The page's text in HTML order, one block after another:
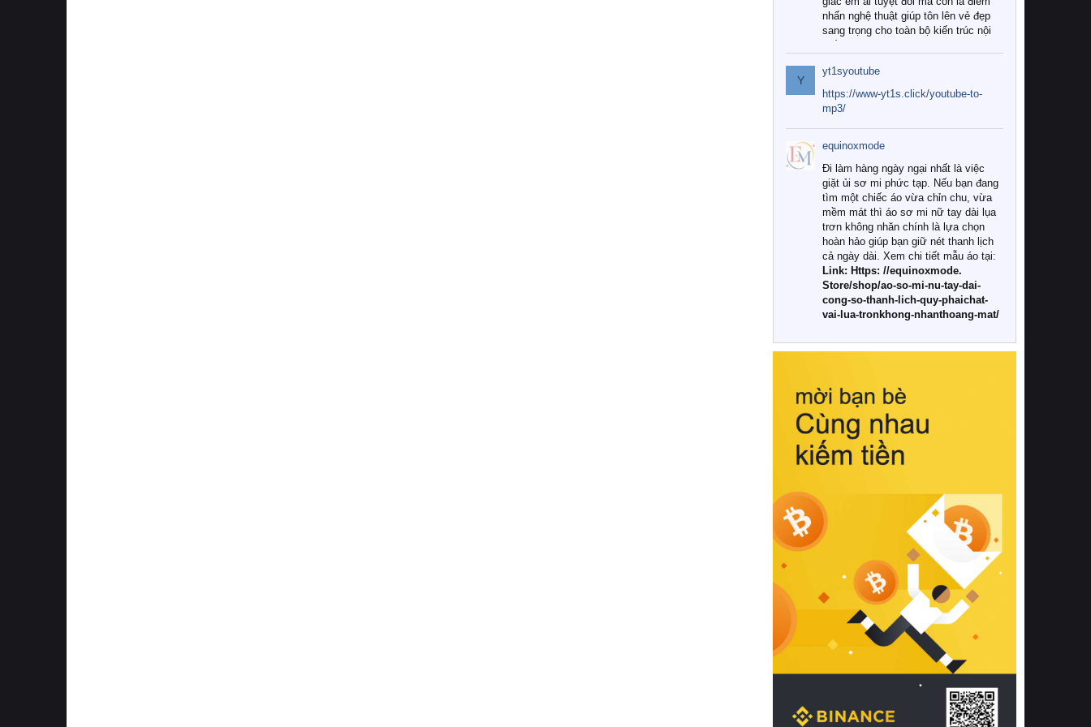
nhấn nghệ thuật giúp tôn lên vẻ đẹp
sang trọng cho toàn bộ kiến trúc nội
Tuy nhiên, giữa thị trường đa dạng
với vô vàn thương hiệu và mẫu mã
như hiện nay, làm thế nào để chọn
được những bộ chăn ga gối đệm cao
cấp thực sự chất lượng, phù hợp với
khí hậu và nhu cầu sử dụng của gia
đình? Hãy cùng chúng tôi đi tìm lời
giải đáp chi tiết qua bài viết dưới đây.
1. Tại sao các gia đình hiện đại lại ưa
chuộng chăn ga gối đệm cao cấp?
Khác với các dòng sản phẩm thông
thường, những bộ chăn ga gối đệm
cao cấp trải qua quy trình sản xuất
nghiêm ngặt từ khâu chọn lọc nguyên
liệu tự nhiên đến công nghệ dệt
nhuộm hiện đại không chứa hóa chất
này, bạn sẽ cảm nhận rõ rệt sự khác
hồi chuẩn xác của phần đệm nâng đỡ
cột sống.
Bên cạnh đó, việc lựa chọn các dòng
sản phẩm đạt chuẩn chất lượng quốc
tế còn giúp ngăn ngừa tình trạng kích
khuẩn và nấm mốc trong điều kiện
thời tiết nóng ẩm. Bạn có thể tìm hiểu
thêm các nghiên cứu khoa học về tác
động của giấc ngủ và môi trường
phòng ngủ đối với sức khỏe con
người tại Sleep Foundation (External
Link) để có cái nhìn toàn diện hơn.
2. Các tiêu chí vàng khi lựa chọn
chăn ga gối đệm cao cấp cho phòng
ngủ
Để sở hữu một bộ chăn ga gối đệm
cao cấp hoàn hảo cả về thẩm mỹ lẫn
công năng, người tiêu dùng cần cân
nhắc kỹ lưỡng các tiêu chí quan trọng
Y
yt1syoutube
https://www-yt1s.click/youtube-to-
mp3/
equinoxmode
Đi làm hàng ngày ngại nhất là việc
giặt ủi sơ mi phức tạp. Nếu bạn đang
tìm một chiếc áo vừa chỉn chu, vừa
mềm mát thì áo sơ mi nữ tay dài lụa
trơn không nhăn chính là lựa chọn
hoàn hảo giúp bạn giữ nét thanh lịch
cả ngày dài. Xem chi tiết mẫu áo tại:
Link: Https: //equinoxmode.
Store/shop/ao-so-mi-nu-tay-dai-
cong-so-thanh-lich-quy-phaichat-
vai-lua-tronkhong-nhanthoang-mat/